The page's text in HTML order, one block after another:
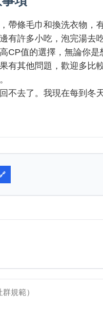
帶條毛巾和換洗衣物，
有許多小吃，泡完湯去
CP值的選擇，無論你
有其他問題，歡迎多比
不去了。我現在每到冬